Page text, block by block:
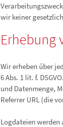
wir keiner
Erhebung
Wir erheben über
6 Abs. 1 lit. f.
und Datenmenge,
Referrer URL (die
Logdateien werden